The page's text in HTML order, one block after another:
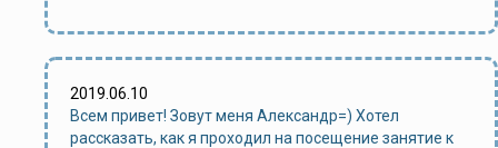
2019.06.10
Всем привет! Зовут меня Александр=) Хотел
рассказать, как я проходил на посещение занятие к